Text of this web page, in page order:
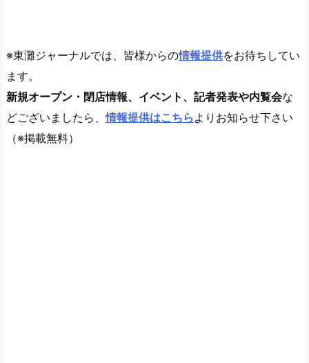
※東灘ジャーナルでは、皆様からの情報提供をお待ちしてい
ます。
新規オープン・閉店情報、イベント、記者発表や内覧会な
どございましたら、情報提供はこちら よりお知らせ下さい
（※掲載無料）